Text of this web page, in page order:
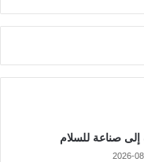
صناعة للسلام
2026-